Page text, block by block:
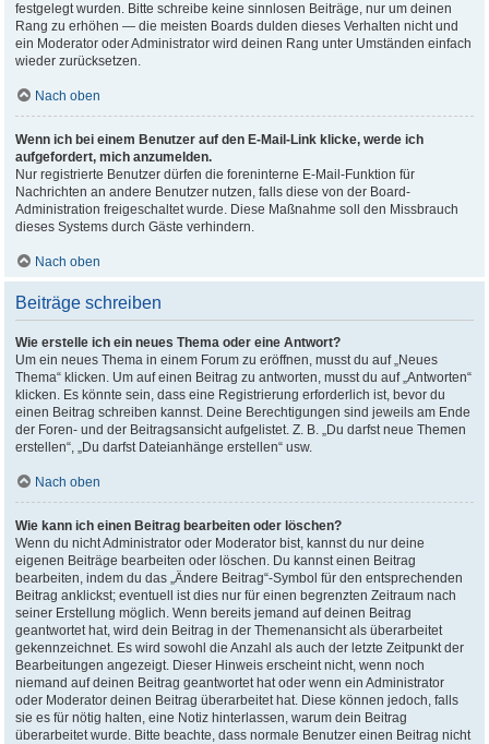
festgelegt wurden. Bitte schreibe keine sinnlosen Beiträge, nur um deinen
Rang zu erhöhen — die meisten Boards dulden dieses Verhalten nicht und
ein Moderator oder Administrator wird deinen Rang unter Umständen einfach
wieder zurücksetzen.
Nach oben
Wenn ich bei einem Benutzer auf den E-Mail-Link klicke, werde ich
aufgefordert, mich anzumelden.
Nur registrierte Benutzer dürfen die foreninterne E-Mail-Funktion für
Nachrichten an andere Benutzer nutzen, falls diese von der Board-
Administration freigeschaltet wurde. Diese Maßnahme soll den Missbrauch
dieses Systems durch Gäste verhindern.
Nach oben
Beiträge schreiben
Wie erstelle ich ein neues Thema oder eine Antwort?
Um ein neues Thema in einem Forum zu eröffnen, musst du auf „Neues
Thema“ klicken. Um auf einen Beitrag zu antworten, musst du auf „Antworten“
klicken. Es könnte sein, dass eine Registrierung erforderlich ist, bevor du
einen Beitrag schreiben kannst. Deine Berechtigungen sind jeweils am Ende
der Foren- und der Beitragsansicht aufgelistet. Z. B. „Du darfst neue Themen
erstellen“, „Du darfst Dateianhänge erstellen“ usw.
Nach oben
Wie kann ich einen Beitrag bearbeiten oder löschen?
Wenn du nicht Administrator oder Moderator bist, kannst du nur deine
eigenen Beiträge bearbeiten oder löschen. Du kannst einen Beitrag
bearbeiten, indem du das „Ändere Beitrag“-Symbol für den entsprechenden
Beitrag anklickst; eventuell ist dies nur für einen begrenzten Zeitraum nach
seiner Erstellung möglich. Wenn bereits jemand auf deinen Beitrag
geantwortet hat, wird dein Beitrag in der Themenansicht als überarbeitet
gekennzeichnet. Es wird sowohl die Anzahl als auch der letzte Zeitpunkt der
Bearbeitungen angezeigt. Dieser Hinweis erscheint nicht, wenn noch
niemand auf deinen Beitrag geantwortet hat oder wenn ein Administrator
oder Moderator deinen Beitrag überarbeitet hat. Diese können jedoch, falls
sie es für nötig halten, eine Notiz hinterlassen, warum dein Beitrag
überarbeitet wurde. Bitte beachte, dass normale Benutzer einen Beitrag nicht